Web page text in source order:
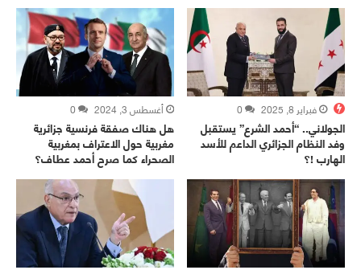
فبراير 8, 2025 0
الجولاني.. “أحمد الشرع” يستقبل
وفد النظام الجزائري الداعم للأسد
الهارب !؟
أغسطس 3, 2024 0
هل هناك صفقة فرنسية جزائرية
مغربية حول الاعتراف بمغربية
الصحراء كما صرح أحمد عطاف؟